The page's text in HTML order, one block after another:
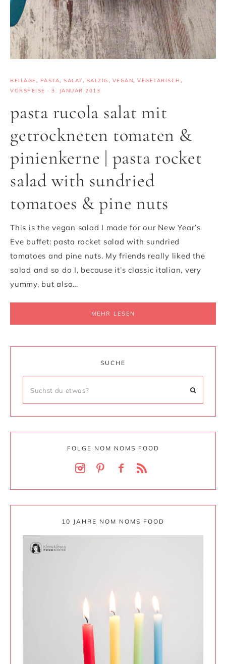
BEILAGE, PASTA, SALAT, SALZIG, VEGAN, VEGETARISCH ,
VORSPEISE · 3. JANUAR 2013
pasta rucola salat mit
getrockneten tomaten &
pinienkerne | pasta rocket
salad with sundried
tomatoes & pine nuts
This is the vegan salad I made for our New Year’s
Eve buffet: pasta rocket salad with sundried
tomatoes and pine nuts. My friends really liked the
salad and so do I, because it’s classic italian, very
yummy, but also…
MEHR LESEN
SUCHE
FOLGE NOM NOMS FOOD
10 JAHRE NOM NOMS FOOD